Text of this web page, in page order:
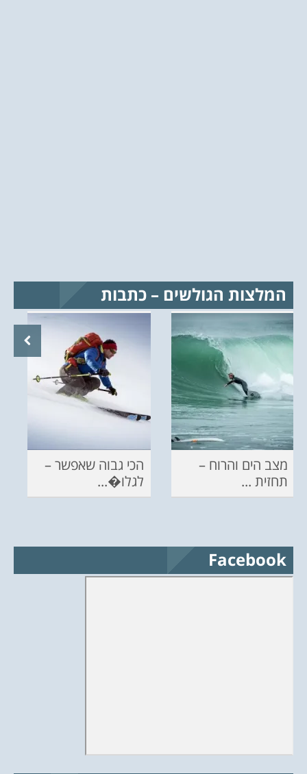
המלצות הגולשים – כתבות
מצב הים והרוח –
תחזית ...
הכי גבוה שאפשר –
לגלו�...
Facebook